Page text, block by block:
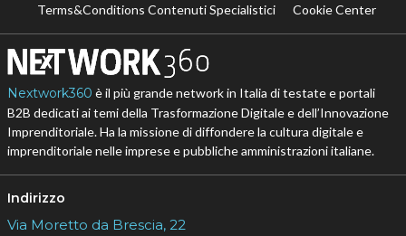
Terms&Conditions Contenuti Specialistici
Cookie Center
Nextwork360 è il più grande network in Italia di testate e portali
B2B dedicati ai temi della Trasformazione Digitale e dell’Innovazione
Imprenditoriale. Ha la missione di diffondere la cultura digitale e
imprenditoriale nelle imprese e pubbliche amministrazioni italiane.
Indirizzo
Via Moretto da Brescia, 22